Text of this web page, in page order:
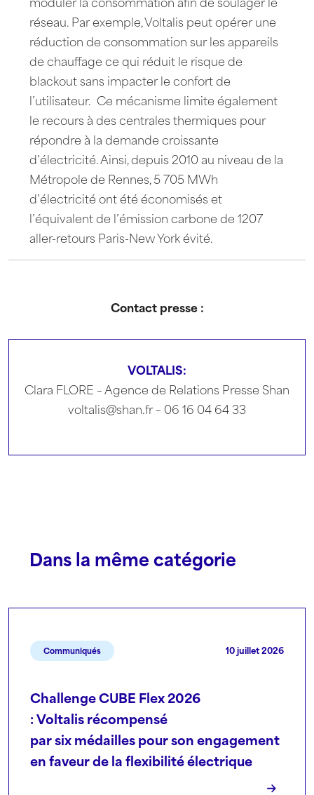
moduler la consommation afin de soulager le
réseau. Par exemple, Voltalis peut opérer une
réduction de consommation sur les appareils
de chauffage ce qui réduit le risque de
blackout sans impacter le confort de
l’utilisateur. Ce mécanisme limite également
le recours à des centrales thermiques pour
répondre à la demande croissante
d’électricité. Ainsi, depuis 2010 au niveau de la
Métropole de Rennes, 5 705 MWh
d’électricité ont été économisés et
l’équivalent de l’émission carbone de 1207
aller-retours Paris-New York évité.
Contact presse :
VOLTALIS:
Clara FLORE – Agence de Relations Presse Shan
voltalis@shan.fr – 06 16 04 64 33
Dans la même catégorie
Communiqués 10 juillet 2026
Challenge CUBE Flex 2026
: Voltalis récompensé
par six médailles pour son engagement
en faveur de la flexibilité électrique